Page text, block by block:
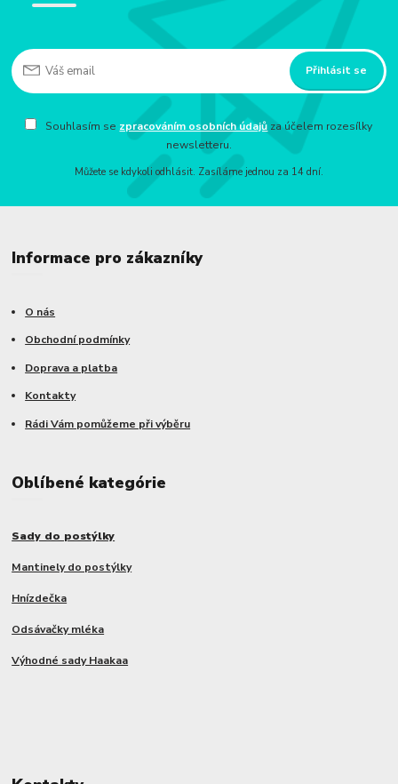
Přihlásit se
Souhlasím se zpracováním osobních údajů za účelem rozesílky
newsletteru.
Můžete se kdykoli odhlásit. Zasíláme jednou za 14 dní.
Informace pro zákazníky
O nás
Obchodní podmínky
Doprava a platba
Kontakty
Rádi Vám pomůžeme při výběru
Oblíbené kategórie
Sady do postýlky
Mantinely do postýlky
Hnízdečka
Odsávačky mléka
Výhodné sady Haakaa